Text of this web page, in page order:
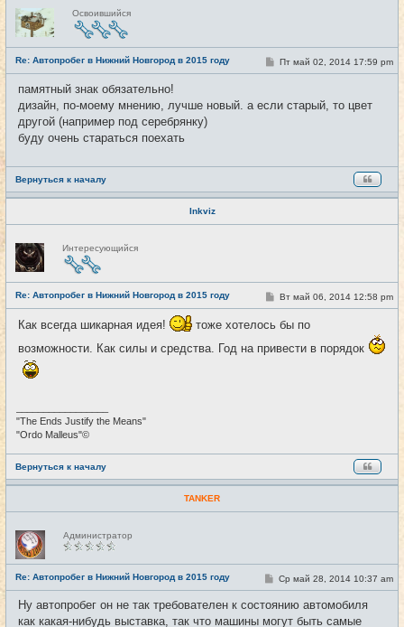
Н
е
в
с
е
т
и
Освоившийся
Re: Автопробег в Нижний Новгород в 2015 году #5
С
о
щ
Пт май 02, 2014 17:59 pm
памятный знак обязательно!
дизайн, по-моему мнению, лучше новый. а если старый, то цвет
другой (например под серебрянку)
буду очень стараться поехать
Вернуться к началу
Inkviz
Н
е
в
с
е
т
и
Интересующийся
Re: Автопробег в Нижний Новгород в 2015 году #6
С
о
б
е
Вт май 06, 2014 12:58 pm
Как всегда шикарная идея!
тоже хотелось бы по
возможности. Как силы и средства. Год на привести в порядок
"The Ends Justify the Means"
"Ordo Malleus"©
Вернуться к началу
TANKER
Н
е
в
с
е
т
и
Администратор
Re: Автопробег в Нижний Новгород в 2015 году #7
С
о
б
щ
Ср май 28, 2014 10:37 am
Ну автопробег он не так требователен к состоянию автомобиля
как какая-нибудь выставка, так что машины могут быть самые